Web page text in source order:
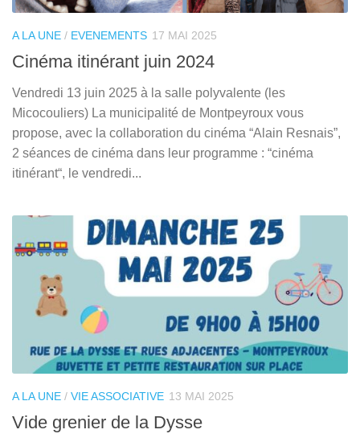
A LA UNE / EVENEMENTS 17 MAI 2025
Cinéma itinérant juin 2024
Vendredi 13 juin 2025 à la salle polyvalente (les
Micocouliers) La municipalité de Montpeyroux vous
propose, avec la collaboration du cinéma “Alain Resnais”,
2 séances de cinéma dans leur programme : “cinéma
itinérant“, le vendredi...
A LA UNE / VIE ASSOCIATIVE 13 MAI 2025
Vide grenier de la Dysse